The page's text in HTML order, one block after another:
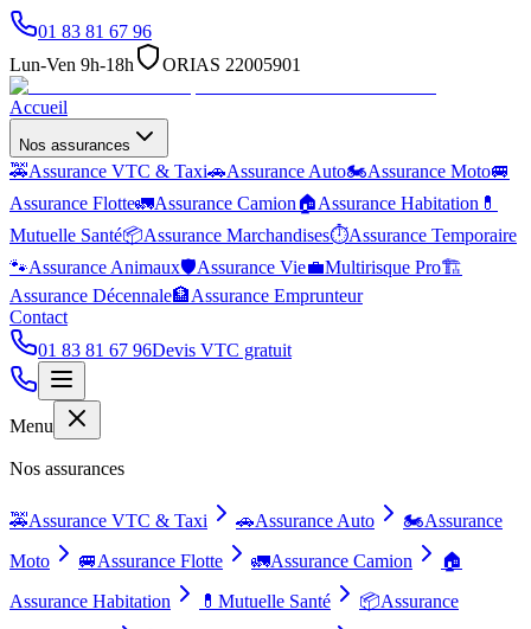
01 83 81 67 96
Lun-Ven 9h-18h
ORIAS 22005901
Accueil
Nos assurances
🚕Assurance VTC & Taxi🚗Assurance Auto🏍️Assurance Moto🚐
Assurance Flotte🚛Assurance Camion🏠Assurance Habitation 💊
Mutuelle Santé📦Assurance Marchandises⏱️Assurance Temporaire
🐾Assurance Animaux🛡️Assurance Vie💼Multirisque Pro🏗️
Assurance Décennale🏦Assurance Emprunteur
Contact
01 83 81 67 96Devis VTC gratuit
Menu
Nos assurances
🚕Assurance VTC & Taxi 🚗Assurance Auto 🏍️Assurance
Moto
🚐Assurance Flotte 🚛Assurance Camion
🏠
Assurance Habitation
💊 Mutuelle Santé 📦Assurance